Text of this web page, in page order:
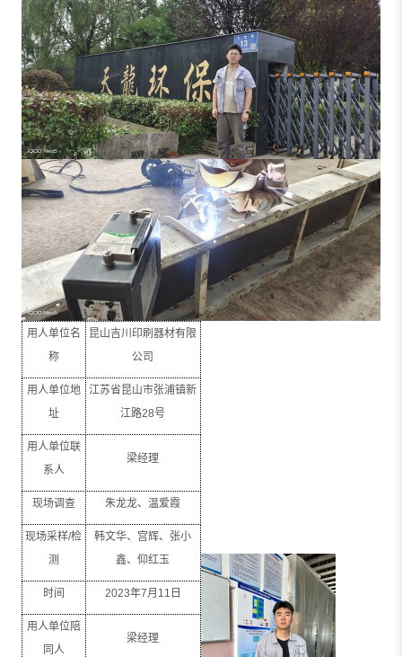
用人单位名
称
昆山吉川印刷器材有限
公司
用人单位地
址
江苏省昆山市张浦镇新
江路28号
用人单位联
系人
梁经理
现场调查 朱龙龙、温爱霞
现场采样/检
测
韩文华、宫辉、张小
鑫、仰红玉
时间 2023年7月 11 日
用人单位陪
同人
梁经理